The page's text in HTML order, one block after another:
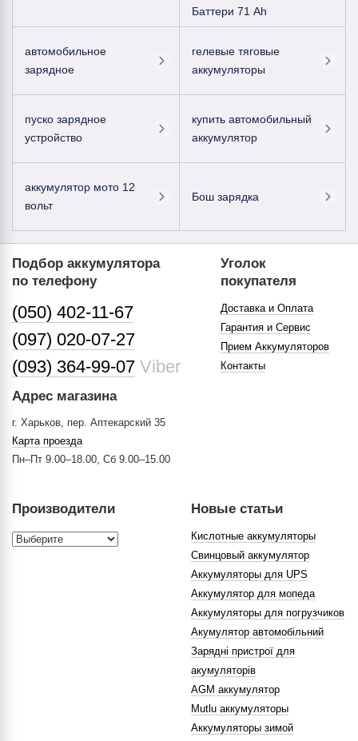
Баттери 71 Ah
автомобильное
зарядное
гелевые тяговые
аккумуляторы
пуско зарядное
устройство
купить автомобильный
аккумулятор
аккумулятор мото 12
вольт
Бош зарядка
Подбор аккумулятора
по телефону
(050) 402-11-67
(097) 020-07-27
(093) 364-99-07 Viber
Адрес магазина
г. Харьков, пер. Аптекарский 35
Карта проезда
Пн–Пт 9.00–18.00, Сб 9.00–15.00
Уголок
покупателя
Доставка и Оплата
Гарантия и Сервис
Прием Аккумуляторов
Контакты
Производители Новые статьи
Кислотные аккумуляторы
Свинцовый аккумулятор
Аккумуляторы для UPS
Аккумулятор для мопеда
Аккумуляторы для погрузчиков
Акумулятор автомобільний
Зарядні пристрої для
акумуляторів
AGM аккумулятор
Mutlu аккумуляторы
Аккумуляторы зимой